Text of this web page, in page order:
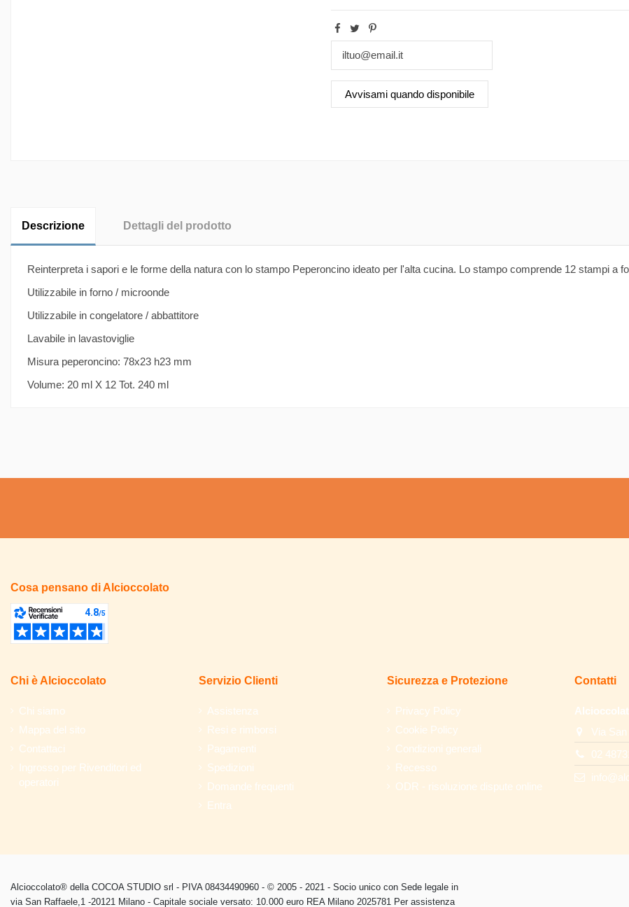
Descrizione Dettagli del prodotto
Reinterpreta i sapori e le forme della natura con lo stampo Peperoncino ideato per l'alta cucina. Lo stampo comprende 12 stampi a
Utilizzabile in forno / microonde
Utilizzabile in congelatore / abbattitore
Lavabile in lavastoviglie
Misura peperoncino: 78x23 h23 mm
Volume: 20 ml X 12 Tot. 240 ml
Cosa pensano di Alcioccolato
Chi è Alcioccolato
Chi siamo
Mappa del sito
Contattaci
Ingrosso per Rivenditori ed
operatori
Servizio Clienti
Assistenza
Resi e rimborsi
Pagamenti
Spedizioni
Domande frequenti
Entra
Sicurezza e Protezione
Privacy Policy
Cookie Policy
Condizioni generali
Recesso
ODR - risoluzione dispute online
Contatti
Via San
02
Alcioccolato® della COCOA STUDIO srl - PIVA 08434490960 - © 2005 - 2021 - Socio unico con Sede legale in
via San Raffaele,1 -20121 Milano - Capitale sociale versato: 10.000 euro REA Milano 2025781 Per assistenza